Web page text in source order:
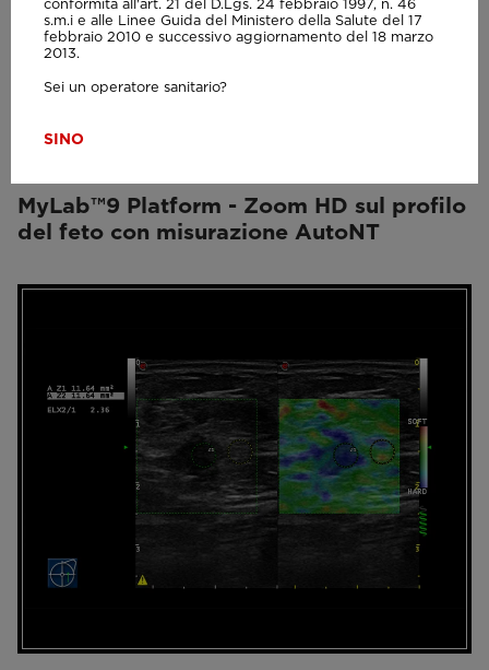
MyLab™9 Platform - Zoom HD sul profilo
del feto con misurazione AutoNT
conformità all'art. 21 del D.Lgs. 24 febbraio 1997, n. 46
s.m.i e alle Linee Guida del Ministero della Salute del 17
febbraio 2010 e successivo aggiornamento del 18 marzo
2013.
Sei un operatore sanitario?
SINO